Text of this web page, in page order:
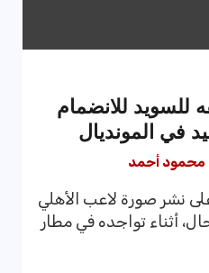
للانضمام
في المونديال
محمود أحمد
نشر صورة لاعب الأهلي
أثناء تواجده في مطار